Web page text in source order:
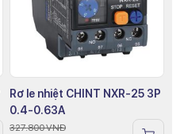
Rơ le nhiệt CHINT NXR-25 3P
0.4-0.63A
327.800VNĐ